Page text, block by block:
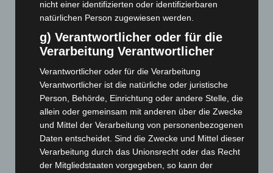
Hannover: Erste Tigermücken-Population in Niedersachsen
entdeckt
Brand im „Haus der Begegnung“ in Neuwarmbüchen schnell
eingedämmt
6. August 2026
Region Hannover: 21 neue Notfallsanitäter starten beim
Roten Kreuz
5. August 2026
nicht einer identifizierten oder identifizierbaren
natürlichen Person zugewiesen werden.
g) Verantwortlicher oder für die
Verarbeitung Verantwortlicher
Verantwortlicher oder für die Verarbeitung
Verantwortlicher ist die natürliche oder juristische
Person, Behörde, Einrichtung oder andere Stelle, die
allein oder gemeinsam mit anderen über die Zwecke
und Mittel der Verarbeitung von personenbezogenen
Daten entscheidet. Sind die Zwecke und Mittel dieser
Verarbeitung durch das Unionsrecht oder das Recht
der Mitgliedstaaten vorgegeben, so kann der